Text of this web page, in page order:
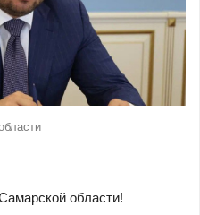
области!